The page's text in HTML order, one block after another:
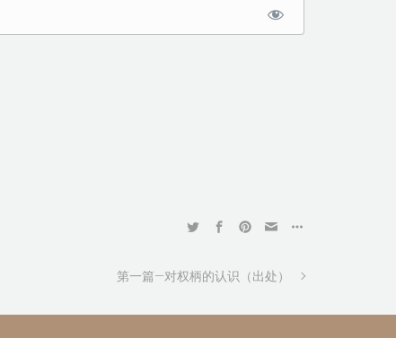
第一篇—对权柄的认识（出处）